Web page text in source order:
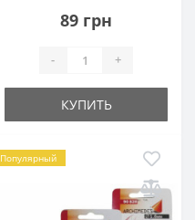
89 грн
- +
КУПИТЬ
Популярный